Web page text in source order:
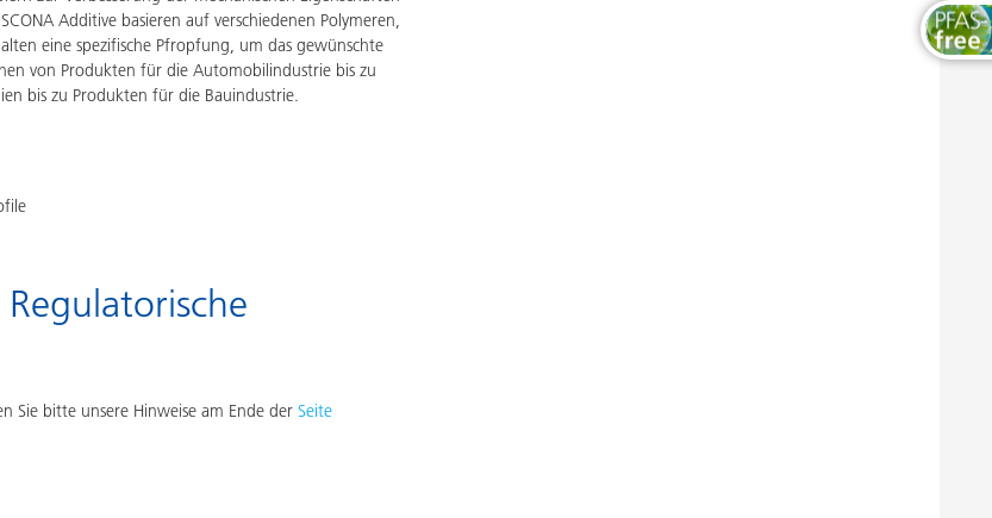
Additive basieren auf verschiedenen Polymeren,
eine spezifische Pfropfung, um das gewünschte
von Produkten für die Automobilindustrie bis zu
bis zu Produkten für die Bauindustrie.
Sie bitte unsere Hinweise am Ende der Seite